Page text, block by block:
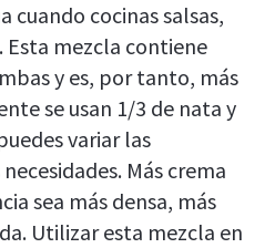
cuando cocinas salsas,
mezcla contiene
y es, por tanto, más
se usan 1/3 de nata y
variar las
Más crema
sea más densa, más
Utilizar esta mezcla en